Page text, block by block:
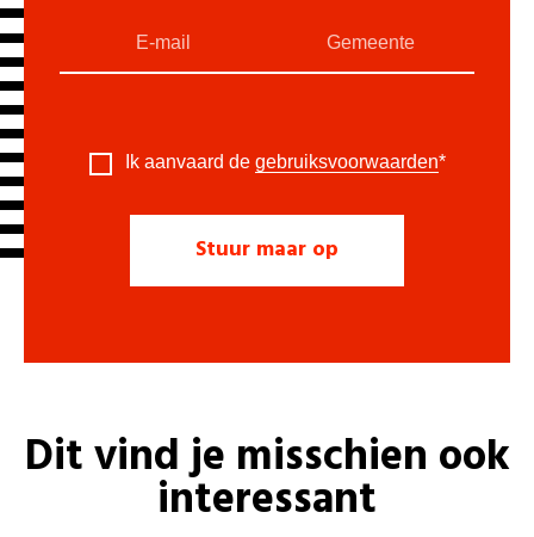
Ik aanvaard de gebruiksvoorwaarden*
Dit vind je misschien ook
interessant